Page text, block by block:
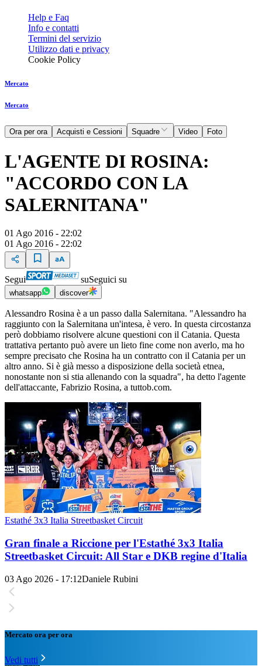
Help e Faq
Info e contatti
Termini del servizio
Utilizzo dati e privacy
Cookie Policy
Mercato
Mercato
Ora per ora Acquisti e Cessioni Squadre Video Foto
L'AGENTE DI ROSINA:
"ACCORDO CON LA
SALERNITANA"
01 Ago 2016 - 22:02
01 Ago 2016 - 22:02
Segui suSeguici su
whatsapp discover
Alessandro Rosina è a un passo dalla Salernitana. "Alessandro ha
raggiunto con la Salernitana un'intesa, è vero. In questa circostanza
però dobbiamo risolvere alcune questioni con il Catania. Questa
trattativa pertanto può avere un lieto fine come non averlo, ma ho
sempre precisato che Rosina ha un contratto con il Catania per un
altro anno. Si è già messo a disposizione della società etnea,
nonostante non si stia allenando con la squadra", ha detto l'agente
dell'attaccante, Fabrizio Rosina, a tuttob.com.
Estathé 3x3 Italia Streetbasket Circuit
Gran finale a Riccione per l'Estathé 3x3 Italia
Streetbasket Circuit: All Star e DKB regine d'Italia
03 Ago 2026 - 17:12Daniele Rubini
Mercato ora per ora
Vedi tutti